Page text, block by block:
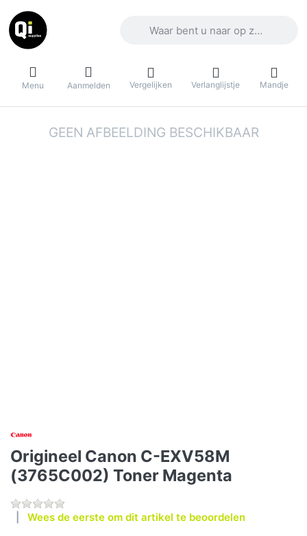
Menu Aanmelden Vergelijken Verlanglijstje Mandje
Origineel Canon C-EXV58M
(3765C002) Toner Magenta
Wees de eerste om dit artikel te beoordelen